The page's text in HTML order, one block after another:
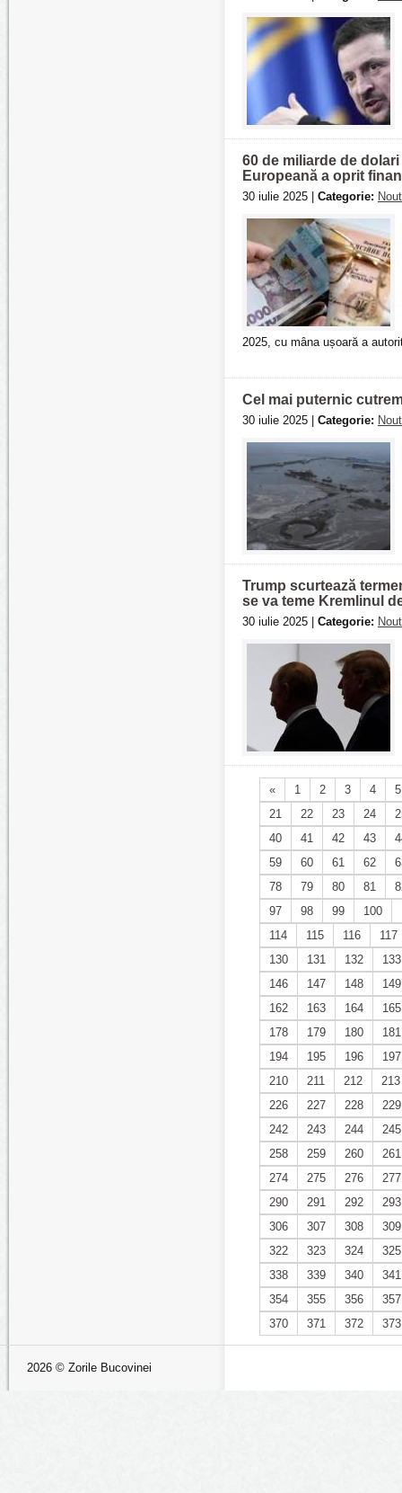
60 de miliarde de
Europeană a oprit
30 iulie 2025 | Categorie:
2025, cu mâna ușoară a
Cel mai puternic
30 iulie 2025 | Categorie:
Trump scurtează
se va teme Kremlinul
30 iulie 2025 | Categorie:
« 1 2 3 4
5
21
22 23 24
40
41 42 43
59
60 61 62
78
79 80 81
97
98 99 100
114
115 116
117
130
131 132
133
146
147 148
149
162
163 164
165
178
179 180
181
194
195 196
197
210
211 212
213
226
227 228
229
242
243 244
245
258
259 260
261
274
275 276
277
290
291 292
293
306
307 308
309
322
323 324
325
338
339 340
341
354
355 356
357
370
371 372 373
2026 © Zorile Bucovinei